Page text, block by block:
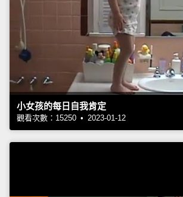
小女孩的每日自我肯定
觀看次數：15250 • 2023-01-12